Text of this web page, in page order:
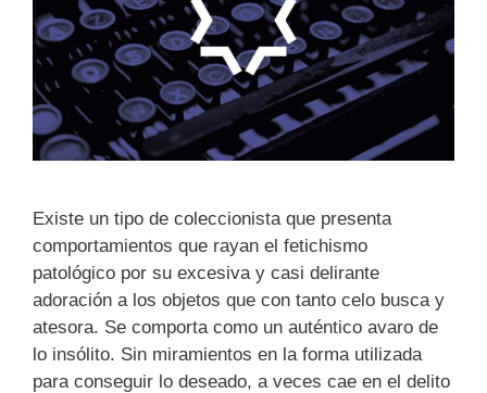
Existe un tipo de coleccionista que presenta
comportamientos que rayan el fetichismo
patológico por su excesiva y casi delirante
adoración a los objetos que con tanto celo busca y
atesora. Se comporta como un auténtico avaro de
lo insólito. Sin miramientos en la forma utilizada
para conseguir lo deseado, a veces cae en el delito